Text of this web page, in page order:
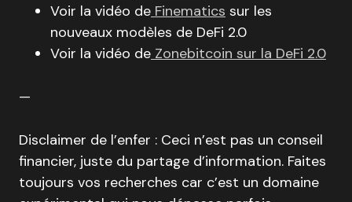
Voir la vidéo de Finematics sur les
nouveaux modèles de DeFi 2.0
Voir la vidéo de Zonebitcoin sur la DeFi 2.0
—
Disclaimer de l’enfer : Ceci n’est pas un conseil
financier, juste du partage d’information. Faites
toujours vos recherches car c’est un domaine